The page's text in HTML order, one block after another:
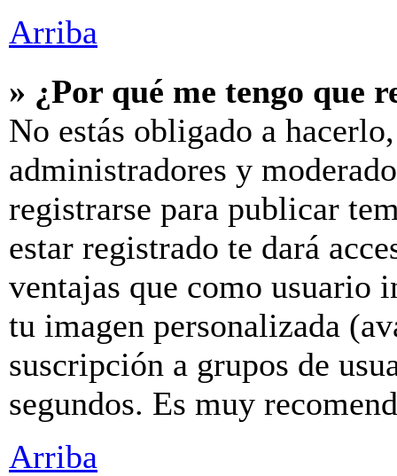
Arriba
» ¿Por qué me tengo que
No estás obligado a
administradores y
registrarse para publicar
estar registrado te dará
ventajas que como usuario
tu imagen personalizada
suscripción a grupos de
segundos. Es muy
Arriba